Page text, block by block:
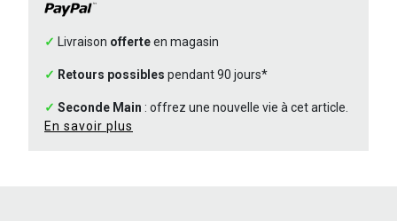
✓ Livraison offerteen magasin
✓ Retours possibles pendant 90 jours*
✓ Seconde Main : offrez une nouvelle vie à cet article.
En savoir plus